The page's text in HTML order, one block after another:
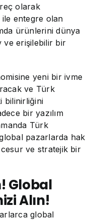
olarak
entegre olan
ürünlerini dünya
ve erişilebilir bir
yeni bir ivme
ve Türk
bilinirliğini
bir yazılım
Türk
pazarlarda hak
cesur ve stratejik bir
Global
Alın!
global